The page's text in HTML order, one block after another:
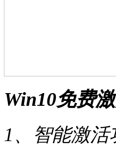
Win10免费
1、智能激